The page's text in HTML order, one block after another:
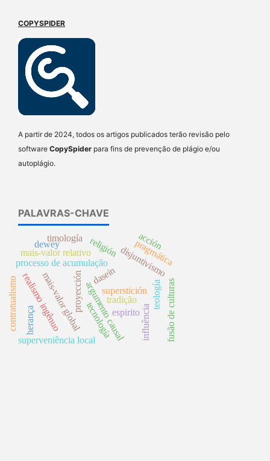
COPYSPIDER
A partir de 2024, todos os artigos publicados terão revisão pelo
software CopySpider para fins de prevenção de plágio e/ou
autoplágio.
PALAVRAS-CHAVE
argumento causal
superstición
proyección
processo de acumulação
mais-valor global
mais-valor relativo
superveniência local
disjuntivismo
religión
realismo ingênuo tecnología
dewey
teología
espiritoinfluência
dasein
herança
tradição fusão de culturas
pragmática
contratualismo
timología acción